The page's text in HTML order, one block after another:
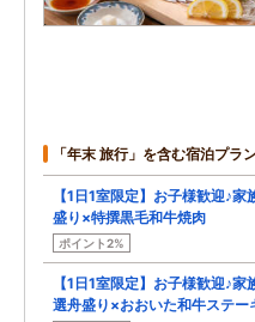
「年末 旅行」を含む宿泊プラ
【1日1室限定】お子様歓迎♪家
盛り×特撰黒毛和牛焼肉
ポイント2%
【1日1室限定】お子様歓迎♪家
選舟盛り×おおいた和牛ステー